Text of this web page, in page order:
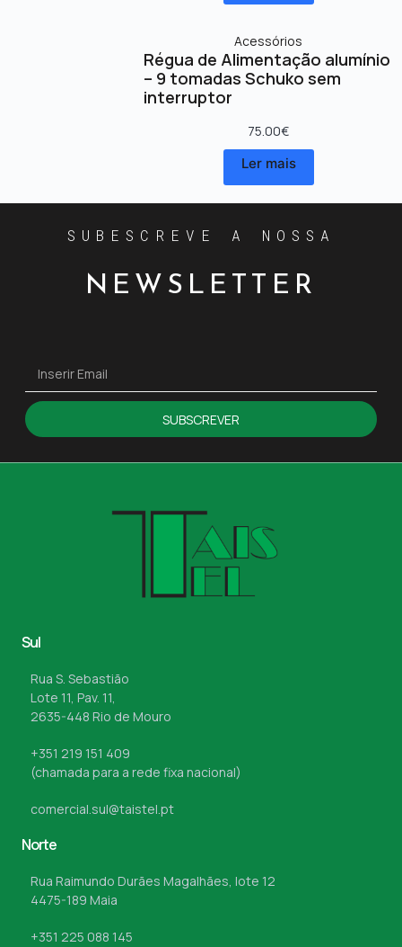
Acessórios
Régua de Alimentação alumínio
– 9 tomadas Schuko sem
interruptor
75.00€
Ler mais
SUBESCREVE A NOSSA
NEWSLETTER
SUBSCREVER
Sul
Rua S. Sebastião
Lote 11, Pav. 11,
2635-448 Rio de Mouro
+351 219 151 409
(chamada para a rede fixa nacional)
comercial.sul@taistel.pt
Norte
Rua Raimundo Durães Magalhães, lote 12
4475-189 Maia
+351 225 088 145